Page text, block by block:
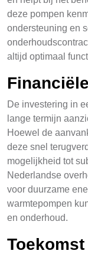
deze pompen
ondersteuning en
altijd optimaal
De investering in
lange termijn
Hoewel de
deze snel
mogelijkheid tot
Nederlandse
voor duurzame
warmtepompen
en onderhoud.